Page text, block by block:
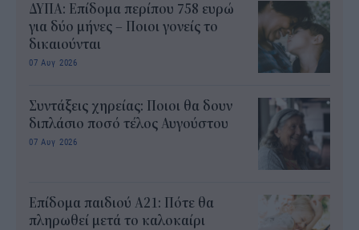
ΔΥΠΑ: Επίδομα περίπου 758 ευρώ
για δύο μήνες – Ποιοι γονείς το
δικαιούνται
07 Αυγ 2026
Συντάξεις χηρείας: Ποιοι θα δουν
διπλάσιο ποσό τέλος Αυγούστου
07 Αυγ 2026
Επίδομα παιδιού Α21: Πότε θα
πληρωθεί μετά το καλοκαίρι